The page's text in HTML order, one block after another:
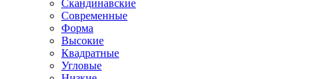
Скандинавские
Современные
Форма
Высокие
Квадратные
Угловые